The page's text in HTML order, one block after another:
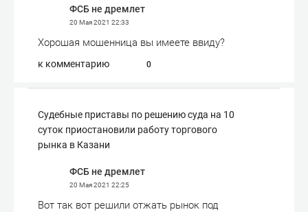
ФСБ не дремлет
20 Мая 2021 22:33
Хорошая мошенница вы имеете ввиду?
к комментарию 0
Судебные приставы по решению суда на 10
суток приостановили работу торгового
рынка в Казани
ФСБ не дремлет
20 Мая 2021 22:25
Вот так вот решили отжать рынок под